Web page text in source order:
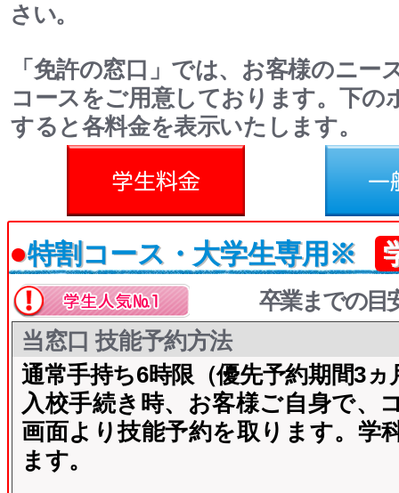
さい。
「免許の窓口」では、お客様のニー
コースをご用意しております。下の
すると各料金を表示いたします。
●特割コース・大学生専用※
卒業までの目
当窓口 技能予約方法
通常手持ち6時限（優先予約期間3ヵ
入校手続き時、お客様ご自身で、
画面より技能予約を取ります。学
ます。